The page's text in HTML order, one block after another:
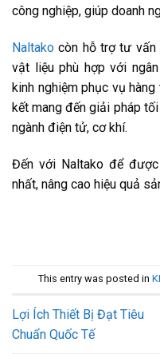
công nghiệp, giúp doanh
Naltako còn hỗ trợ tư vấn
vật liệu phù hợp với
kinh nghiệm phục vụ
kết mang đến giải pháp
ngành điện tử, cơ khí.
Đến với Naltako để
nhất, nâng cao hiệu quả
This entry was posted in
Lợi Ích Thiết Bị Đạt Tiêu
Chuẩn Quốc Tế